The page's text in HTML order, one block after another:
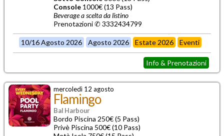
Console 1000€ (13 Pass)
Beverage a scelta da listino
Prenotazioni ✆ 3332434799
10/16 Agosto 2026 Agosto 2026 Estate 2026 Eventi
Info & Prenotazioni
mercoledì 12 agosto
Flamingo
Bal Harbour
Bordo Piscina 250€ (5 Pass)
Privè Piscina 500€ (10 Pass)